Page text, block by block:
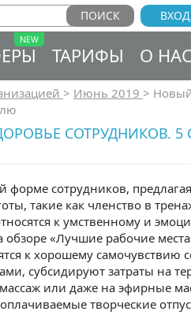
ВХОД
ТАРИФЫ О НАС
> Июнь 2019 >
СОТРУДНИКОВ. 5
сотрудников,
такие как членство в
к умственному и
«Лучшие рабочие
к хорошему самочувствию
субсидируют затраты на
или даже на эфирные
творческие